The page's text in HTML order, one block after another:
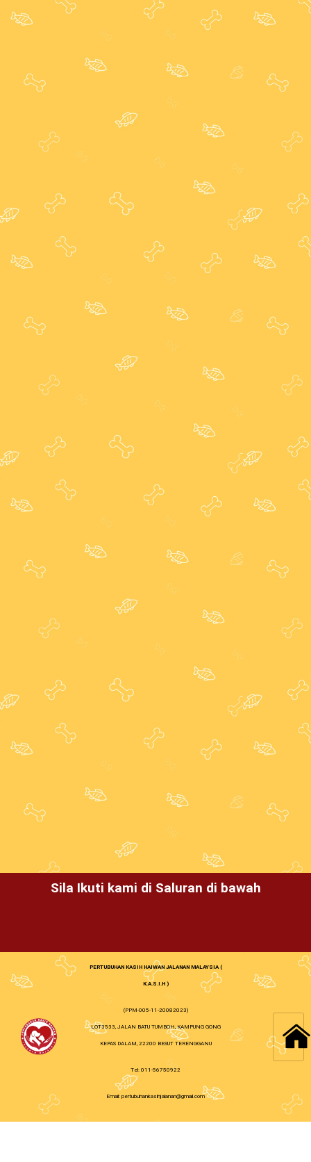
Sila Ikuti kami di Saluran di bawah
PERTUBUHAN KASIH HAIWAN JALANAN MALAYSIA (
K.A.S.I.H )
(PPM-005-11-20082023)
LOT3533, JALAN BATU TUMBOH, KAMPUNG GONG
KEPAS DALAM, 22200 BESUT TERENGGANU
Tel: 011-56750922
Email: pertubuhankasihjalanan@gmail.com